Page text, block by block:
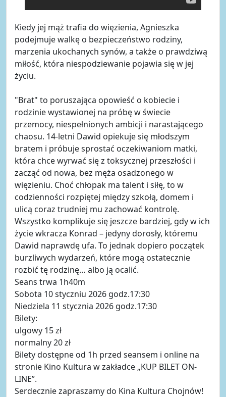
Kiedy jej mąż trafia do więzienia, Agnieszka
podejmuje walkę o bezpieczeństwo rodziny,
marzenia ukochanych synów, a także o prawdziwą
miłość, która niespodziewanie pojawia się w jej
życiu.
"Brat" to poruszająca opowieść o kobiecie i
rodzinie wystawionej na próbę w świecie
przemocy, niespełnionych ambicji i narastającego
chaosu. 14-letni Dawid opiekuje się młodszym
bratem i próbuje sprostać oczekiwaniom matki,
która chce wyrwać się z toksycznej przeszłości i
zacząć od nowa, bez męża osadzonego w
więzieniu. Choć chłopak ma talent i siłę, to w
codzienności rozpiętej między szkołą, domem i
ulicą coraz trudniej mu zachować kontrolę.
Wszystko komplikuje się jeszcze bardziej, gdy w ich
życie wkracza Konrad – jedyny dorosły, któremu
Dawid naprawdę ufa. To jednak dopiero początek
burzliwych wydarzeń, które mogą ostatecznie
rozbić tę rodzinę… albo ją ocalić.
Seans trwa 1h40m
Sobota 10 styczniu 2026 godz.17:30
Niedziela 11 stycznia 2026 godz.17:30
Bilety:
ulgowy 15 zł
normalny 20 zł
Bilety dostępne od 1h przed seansem i online na
stronie Kino Kultura w zakładce „KUP BILET ON-
LINE”.
Serdecznie zapraszamy do Kina Kultura Chojnów!